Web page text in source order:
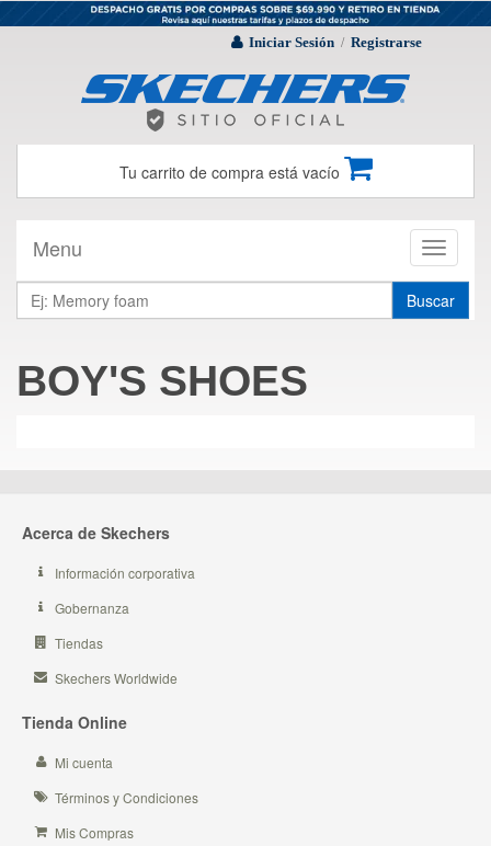
Iniciar Sesión / Registrarse
Tu carrito de compra está vacío
Toggle
Menu
Buscar
BOY'S SHOES
Acerca de Skechers
Información corporativa
Gobernanza
Tiendas
Skechers Worldwide
Tienda Online
Mi cuenta
Términos y Condiciones
Mis Compras